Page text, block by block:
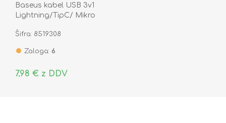
Baseus kabel USB 3v1
Lightning/TipC/ Mikro
Šifra: 8519308
Zaloga: 6
7,98 € z DDV